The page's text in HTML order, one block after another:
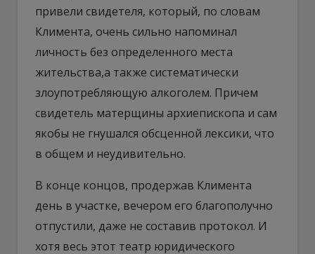
привели свидетеля, который, по словам
Климента, очень сильно напоминал
личность без определенного места
жительства,а также систематически
злоупотребляющую алкоголем. Причем
свидетель матерщины архиепископа и сам
якобы не гнушался обсценной лексики, что
в общем и неудивительно.
В конце концов, продержав Климента
день в участке, вечером его благополучно
отпустили, даже не составив протокол. И
хотя весь этот театр юридического